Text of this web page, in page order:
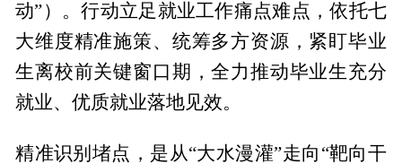
动”）。行动立足就业工作痛点难点，依托七
大维度精准施策、统筹多方资源，紧盯毕业
生离校前关键窗口期，全力推动毕业生充分
就业、优质就业落地见效。
精准识别堵点，是从“大水漫灌”走向“靶向干